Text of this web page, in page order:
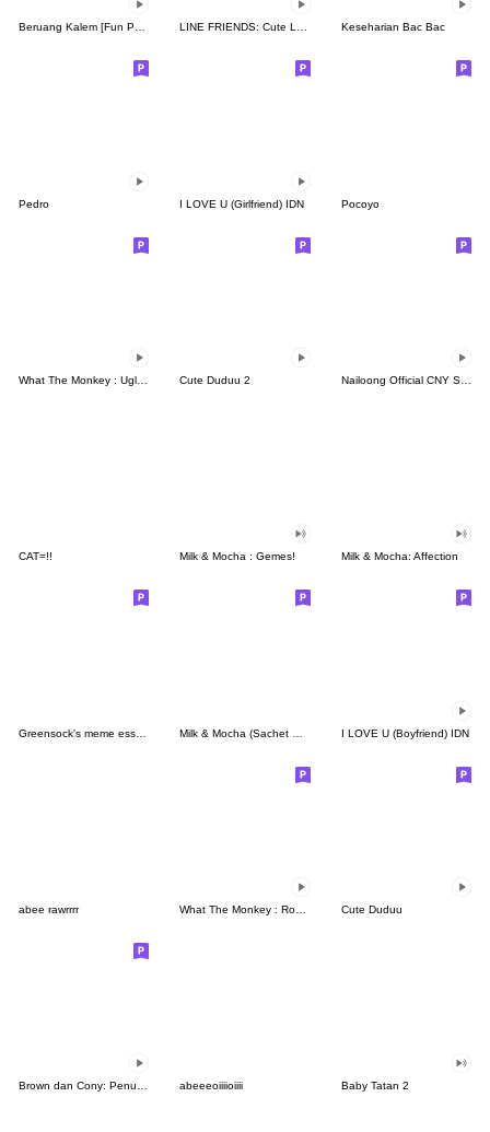
Beruang Kalem [Fun Pack] LINE FRIENDS: Cute Loving Expressions Keseharian Bac Bac
Pedro I LOVE U (Girlfriend) IDN Pocoyo
Cute Duduu 2 Nailoong Official CNY Sticker
CAT=!! Milk & Mocha : Gemes! Milk & Mocha: Affection
I LOVE U (Boyfriend) IDN
abee rawrrrr Cute Duduu
Brown dan Cony: Penuh Kasih abeeeoiiiioiiii Baby Tatan 2